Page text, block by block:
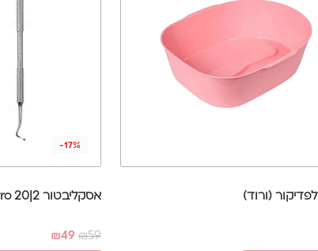
(ורוד)
-17%
אסקליבטור Staleks Pro 20|2
₪59
₪49